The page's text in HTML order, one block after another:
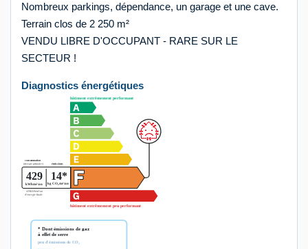
Nombreux parkings, dépendance, un garage et une cave.
Terrain clos de 2 250 m²
VENDU LIBRE D'OCCUPANT - RARE SUR LE
SECTEUR !
Diagnostics énergétiques